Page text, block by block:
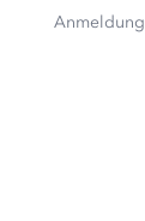
Anmeldung